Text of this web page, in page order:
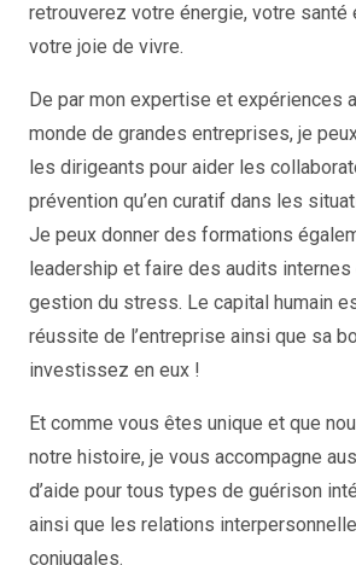
retrouverez votre énergie, votre santé
votre joie de vivre.
De par mon expertise et expériences
monde de grandes entreprises, je
les dirigeants pour aider les
prévention qu’en curatif dans les
Je peux donner des formations
leadership et faire des audits
gestion du stress. Le capital humain
réussite de l’entreprise ainsi que sa
investissez en eux !
Et comme vous êtes unique et que
notre histoire, je vous accompagne
d’aide pour tous types de guérison
ainsi que les relations
conjugales.